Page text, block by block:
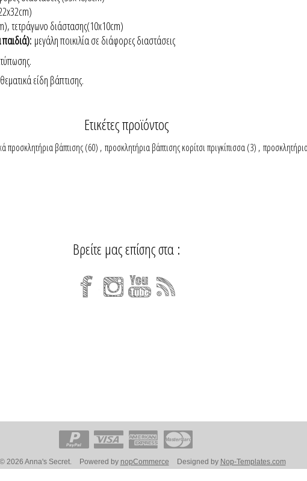
τετράγωνο διάστασης(10x10cm)
μεγάλη ποικιλία σε διάφορες διαστάσεις
είδη βάπτισης.
Ετικέτες προϊόντος
προσκλητήρια βάπτισης (60) , προσκλητήρια βάπτισης κορίτσι πριγκίπισσα (3) ,
Βρείτε μας επίσης στα :
2026 Anna's Secret. Powered by nopCommerce Designed by Nop-Templates.com